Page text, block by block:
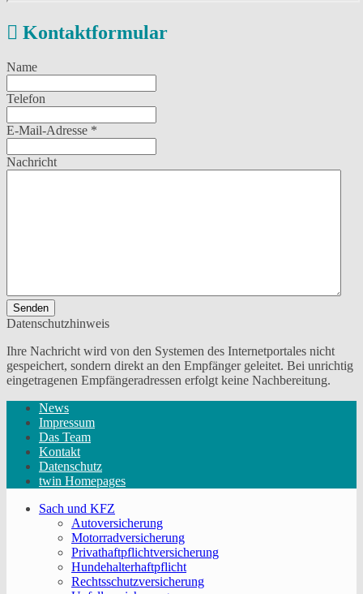
Kontaktformular
Name
Telefon
E-Mail-Adresse *
Nachricht
Senden
Datenschutzhinweis
Ihre Nachricht wird von den Systemen des Internetportales nicht
gespeichert, sondern direkt an den Empfänger geleitet. Bei unrichtig
eingetragenen Empfängeradressen erfolgt keine Nachbereitung.
News
Impressum
Das Team
Kontakt
Datenschutz
twin Homepages
Sach und KFZ
Autoversicherung
Motorradversicherung
Privathaftpflichtversicherung
Hundehalterhaftpflicht
Rechtsschutzversicherung